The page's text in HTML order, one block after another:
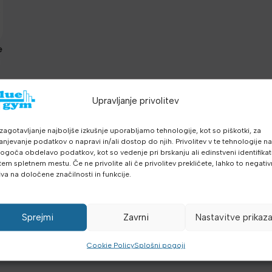
Upravljanje privolitev
najboljše izkušnje uporabljamo tehnologije, kot so piškotki, za
podatkov o napravi in/ali dostop do njih. Privolitev v te tehnologije
obdelavo podatkov, kot so vedenje pri brskanju ali edinstveni
spletnem mestu. Če ne privolite ali če privolitev prekličete, lahko to
na določene značilnosti in funkcije.
Sprejmi Zavrni Nastavitve prikaza
Cookie PolicySplošni pogoji